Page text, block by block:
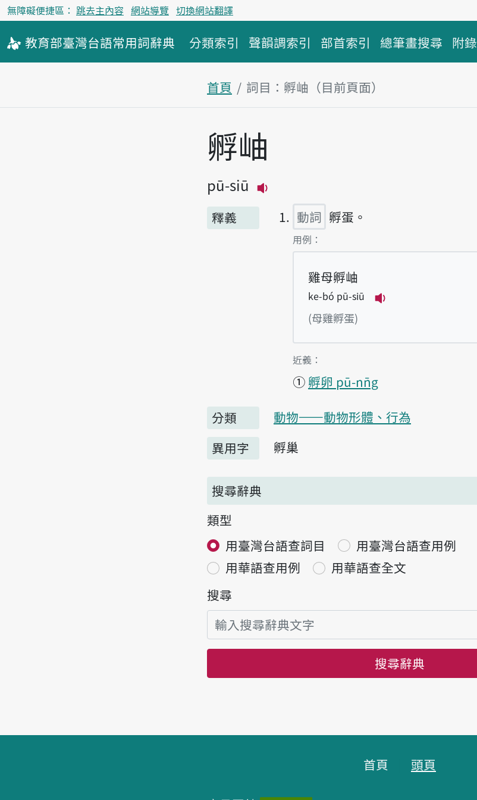
無障礙便捷區： 跳去主內容 網站導覽 切換網站翻譯
教育部臺灣台語常用詞辭典 分類索引 聲韻調索引 部首索引 總筆畫搜尋 附錄
首頁 詞目：孵岫（目前頁面）
主內容區塊
孵岫
pū-siū
釋義
動詞 孵蛋。
第1項釋義的
用例：
雞母孵岫
ke-bó pū-siū
(母雞孵蛋)
第1項釋義的
近義：
① 孵卵 pū-nn̄g
分類
動物——動物形體、行為
異用字
孵巢
搜尋辭典
類型
用臺灣台語查詞目
用臺灣台語查用例
用華語查用例
用華語查全文
搜尋
搜尋辭典
首頁 頭頁